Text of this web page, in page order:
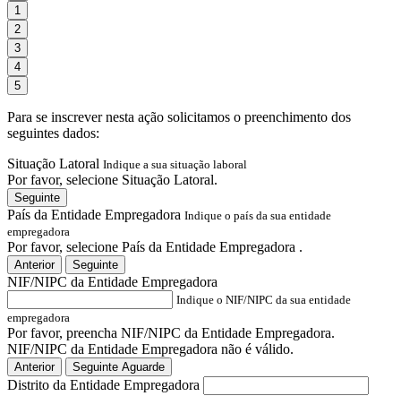
1
2
3
4
5
Para se inscrever nesta ação solicitamos o preenchimento dos
seguintes dados:
Situação Latoral Indique a sua situação laboral
Por favor, selecione Situação Latoral.
Seguinte
País da Entidade Empregadora Indique o país da sua entidade
empregadora
Por favor, selecione País da Entidade Empregadora .
Anterior Seguinte
NIF/NIPC da Entidade Empregadora
Indique o NIF/NIPC da sua entidade
empregadora
Por favor, preencha NIF/NIPC da Entidade Empregadora.
NIF/NIPC da Entidade Empregadora não é válido.
Anterior Seguinte Aguarde
Distrito da Entidade Empregadora